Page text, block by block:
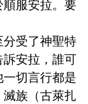
服安拉。要
受了神聖特
安拉，誰可
切言行都是
族（古萊扎